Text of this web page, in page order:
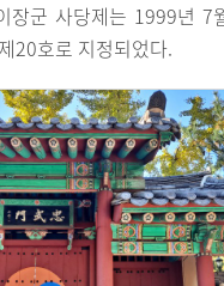
장군 사당제는 1999년 7
20호로 지정되었다.